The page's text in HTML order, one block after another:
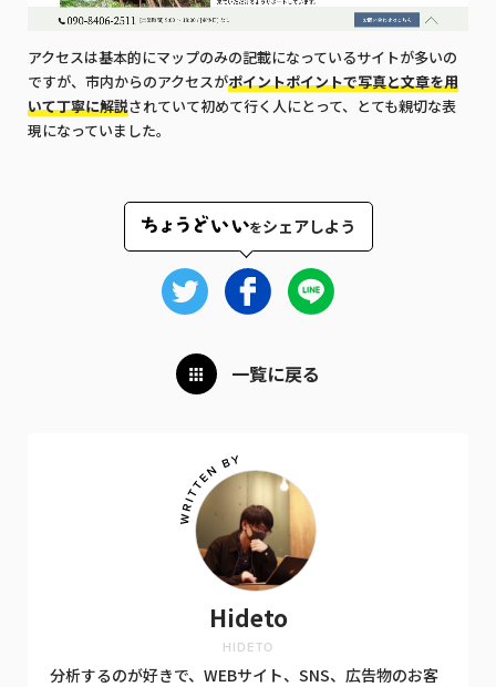
アクセスは基本的にマップのみの記載になっているサイトが多いの
ですが、市内からのアクセスがポイントポイントで写真と文章を用
いて丁寧に解説されていて初めて行く人にとって、とても親切な表
現になっていました。
をシェアしよう
一覧に戻る
Hideto
HIDETO
分析するのが好きで、WEBサイト、SNS、広告物のお客